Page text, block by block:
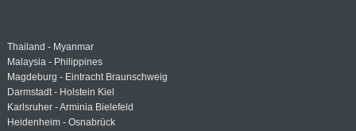
Thailand - Myanmar
Malaysia - Philippines
Magdeburg - Eintracht Braunschweig
Darmstadt - Holstein Kiel
Karlsruher - Arminia Bielefeld
Heidenheim - Osnabrück